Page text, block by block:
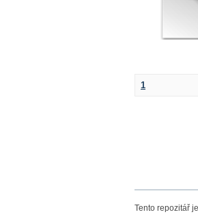
1
Tento repozitář